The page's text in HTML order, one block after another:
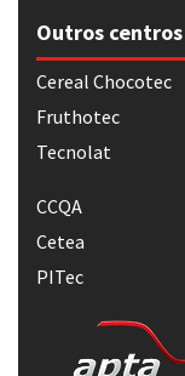
Outros
Cereal Chocotec
Fruthotec
Tecnolat
CCQA
Cetea
PITec